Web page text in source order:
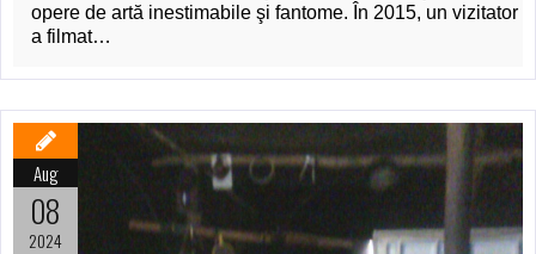
opere de artă inestimabile şi fantome. În 2015, un vizitator
a filmat…
Aug
08
2024